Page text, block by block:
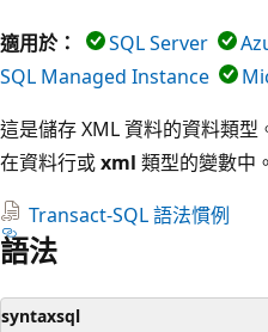
適用於： SQL Server
SQL Managed Instance
這是儲存 XML 資料的資料類型
在資料行或xml 類型的變數中。
Transact-SQL 語法慣例
語法
syntaxsql